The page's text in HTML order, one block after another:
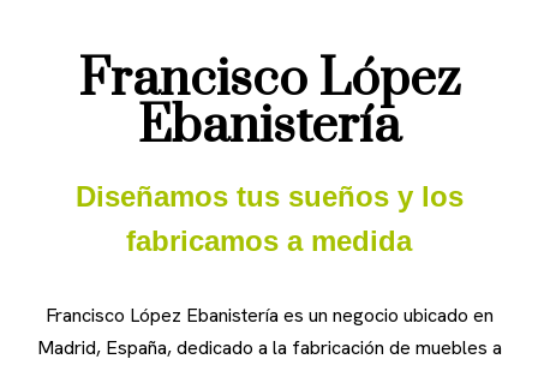
Francisco López
Ebanistería
Diseñamos tus sueños y los
fabricamos a medida
Francisco López Ebanistería es un negocio ubicado en
Madrid, España, dedicado a la fabricación de muebles a